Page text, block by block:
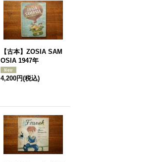
【古本】ZOSIA SAM
OSIA 1947年
4,200円(税込)